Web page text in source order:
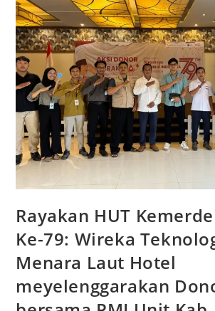
Rayakan HUT
Ke-79: Wireka
Menara Laut Hotel
meyelenggarakan